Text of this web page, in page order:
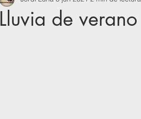
Lluvia de verano